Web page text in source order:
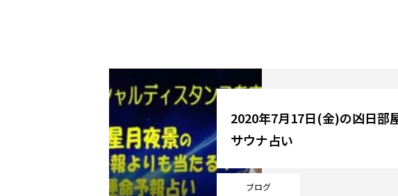
YouTube
Online Store
ブログ
2020年7月17日(金)の凶日部
サウナ占い